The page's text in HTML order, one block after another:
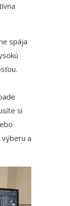
spája
si
a